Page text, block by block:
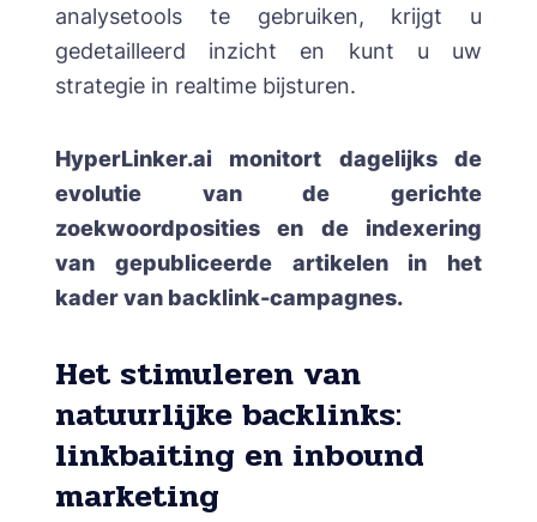
analysetools te gebruiken, krijgt u
gedetailleerd inzicht en kunt u uw
strategie in realtime bijsturen.
HyperLinker.ai monitort dagelijks de
evolutie van de gerichte
zoekwoordposities en de indexering
van gepubliceerde artikelen in het
kader van backlink-campagnes.
Het stimuleren van
natuurlijke backlinks:
linkbaiting en inbound
marketing